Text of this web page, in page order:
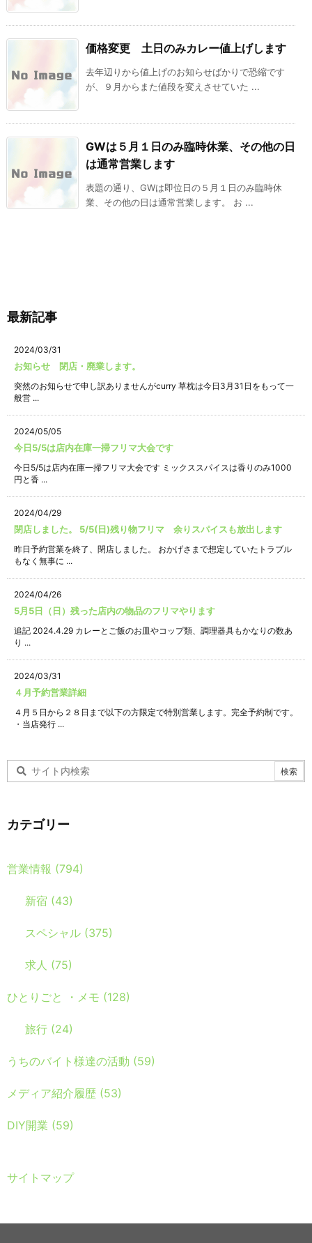
価格変更 土日のみカレー値上げします
去年辺りから値上げのお知らせばかりで恐縮です
が、９月からまた値段を変えさせていた ...
GWは５月１日のみ臨時休業、その他の日
は通常営業します
表題の通り、GWは即位日の５月１日のみ臨時休
業、その他の日は通常営業します。 お ...
最新記事
2024/03/31
お知らせ 閉店・廃業します。
突然のお知らせで申し訳ありませんがcurry 草枕は今日3月31日をもって一
般営 ...
2024/05/05
今日5/5は店内在庫一掃フリマ大会です
今日5/5は店内在庫一掃フリマ大会です ミックススパイスは香りのみ1000
円と香 ...
2024/04/29
閉店しました。 5/5(日)残り物フリマ 余りスパイスも放出します
昨日予約営業を終了、閉店しました。 おかげさまで想定していたトラブル
もなく無事に ...
2024/04/26
5月5日（日）残った店内の物品のフリマやります
追記 2024.4.29 カレーとご飯のお皿やコップ類、調理器具もかなりの数あ
り ...
2024/03/31
４月予約営業詳細
４月５日から２８日まで以下の方限定で特別営業します。完全予約制です。
・当店発行 ...
カテゴリー
営業情報 (794)
新宿 (43)
スペシャル (375)
求人 (75)
ひとりごと ・メモ (128)
旅行 (24)
うちのバイト様達の活動 (59)
メディア紹介履歴 (53)
DIY開業 (59)
サイトマップ